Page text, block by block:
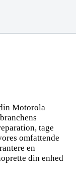
Motorola
tage
omfattende
en
din enhed